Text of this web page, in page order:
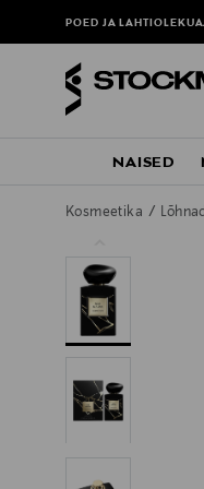
POED JA
NAISED
Kosmeetika